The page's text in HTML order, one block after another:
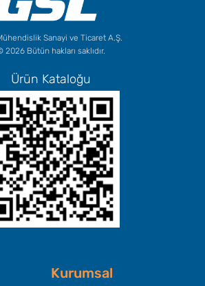
Sanayi ve Ticaret A.Ş.
2026 Bütün hakları saklıdır.
Ürün Kataloğu
Kurumsal